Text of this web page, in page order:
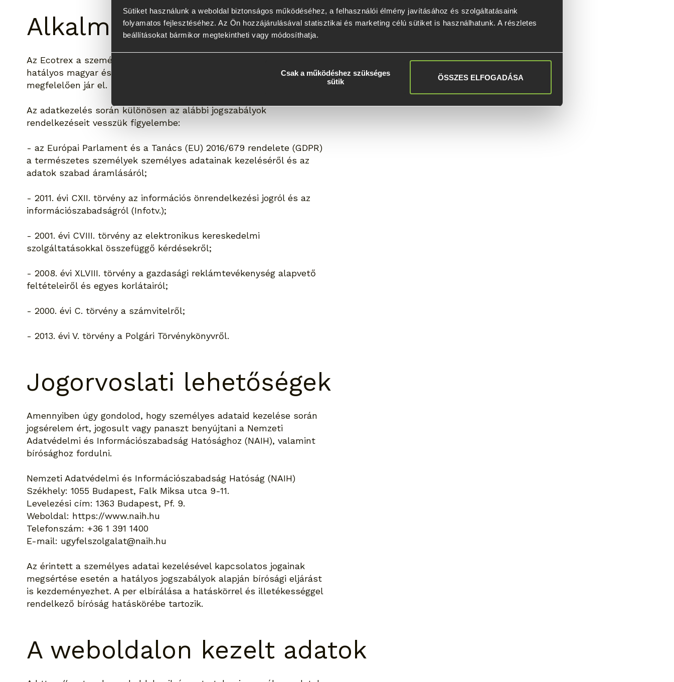
Sütiket használunk a weboldal biztonságos működéséhez, a felhasználói élmény javításához és szolgáltatásaink
folyamatos fejlesztéséhez. Az Ön hozzájárulásával statisztikai és marketing célú sütiket is használhatunk. A részletes
beállításokat bármikor megtekintheti vagy módosíthatja.
Csak a működéshez szükséges
sütik
ÖSSZES ELFOGADÁSA
Alkalmazott jogszabályok
Az Ecotrex a személyes adatok kezelése során a mindenkor
hatályos magyar és európai uniós jogszabályok rendelkezéseinek
megfelelően jár el.
Az adatkezelés során különösen az alábbi jogszabályok
rendelkezéseit vesszük figyelembe:
- az Európai Parlament és a Tanács (EU) 2016/679 rendelete (GDPR)
a természetes személyek személyes adatainak kezeléséről és az
adatok szabad áramlásáról;
- 2011. évi CXII. törvény az információs önrendelkezési jogról és az
információszabadságról (Infotv.);
- 2001. évi CVIII. törvény az elektronikus kereskedelmi
szolgáltatásokkal összefüggő kérdésekről;
- 2008. évi XLVIII. törvény a gazdasági reklámtevékenység alapvető
feltételeiről és egyes korlátairól;
- 2000. évi C. törvény a számvitelről;
- 2013. évi V. törvény a Polgári Törvénykönyvről.
Jogorvoslati lehetőségek
Amennyiben úgy gondolod, hogy személyes adataid kezelése során
jogsérelem ért, jogosult vagy panaszt benyújtani a Nemzeti
Adatvédelmi és Információszabadság Hatósághoz (NAIH), valamint
bírósághoz fordulni.
Nemzeti Adatvédelmi és Információszabadság Hatóság (NAIH)
Székhely: 1055 Budapest, Falk Miksa utca 9-11.
Levelezési cím: 1363 Budapest, Pf. 9.
Weboldal: https://www.naih.hu
Telefonszám: +36 1 391 1400
E-mail: ugyfelszolgalat@naih.hu
Az érintett a személyes adatai kezelésével kapcsolatos jogainak
megsértése esetén a hatályos jogszabályok alapján bírósági eljárást
is kezdeményezhet. A per elbírálása a hatáskörrel és illetékességgel
rendelkező bíróság hatáskörébe tartozik.
A weboldalon kezelt adatok